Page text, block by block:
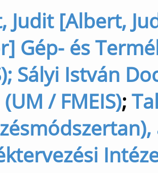
Judit [Albert,
Gép- és
Sályi István
/ FMEIS);